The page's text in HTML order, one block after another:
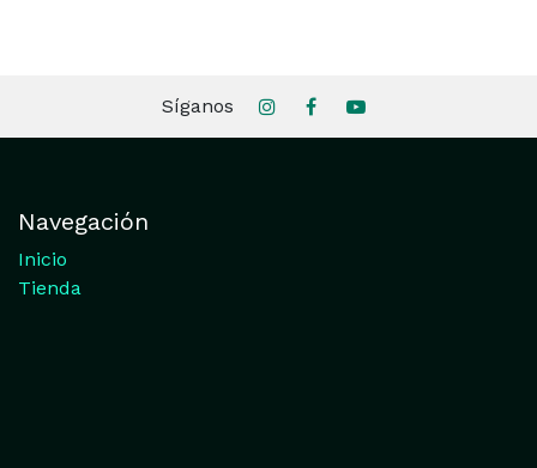
Síganos
Navegación
Inicio
Tienda